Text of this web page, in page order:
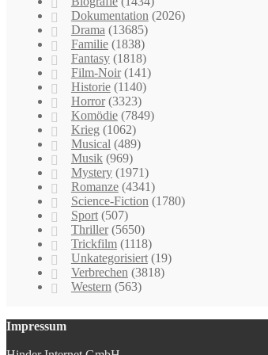
Dokumentation (2026)
Drama (13685)
Familie (1838)
Fantasy (1818)
Film-Noir (141)
Historie (1140)
Horror (3323)
Komödie (7849)
Krieg (1062)
Musical (489)
Musik (969)
Mystery (1971)
Romanze (4341)
Science-Fiction (1780)
Sport (507)
Thriller (5650)
Trickfilm (1118)
Unkategorisiert (19)
Verbrechen (3818)
Western (563)
Impressum